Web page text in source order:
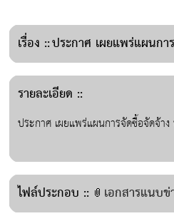
เรื่อง ::ประกาศ เผยแพร่แผนก
รายละเอียด ::
ประกาศ เผยแพร่แผนการจัดซื้อจัดจ้
ไฟล์ประกอบ :: เอกสารแนบข่